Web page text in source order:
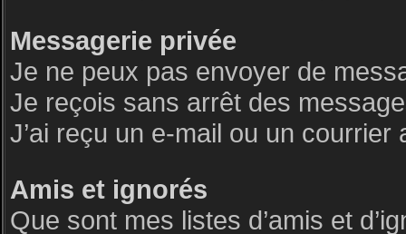
Messagerie privée
Je ne peux pas envoyer de
Je reçois sans arrêt des
J’ai reçu un e-mail ou un courrier
Amis et ignorés
Que sont mes listes d’amis et